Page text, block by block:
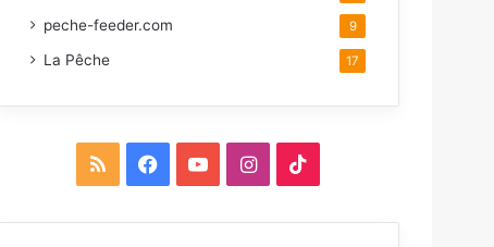
peche-feeder.com 9
La Pêche 17
I